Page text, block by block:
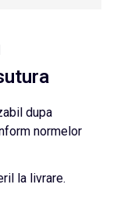
dupa
normelor
la livrare.